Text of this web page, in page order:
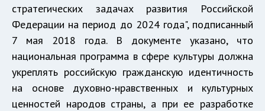
стратегических задачах развития Российской
Федерации на период до 2024 года", подписанный
7 мая 2018 года. В документе указано, что
национальная программа в сфере культуры должна
укреплять российскую гражданскую идентичность
на основе духовно-нравственных и культурных
ценностей народов страны, а при ее разработке